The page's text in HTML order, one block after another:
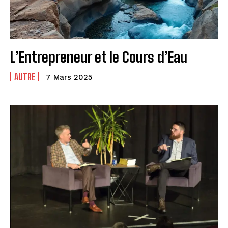
L’Entrepreneur et le Cours d’Eau
AUTRE 7 Mars 2025